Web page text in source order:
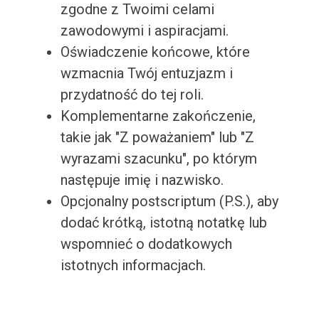
zgodne z Twoimi celami
zawodowymi i aspiracjami.
Oświadczenie końcowe, które
wzmacnia Twój entuzjazm i
przydatność do tej roli.
Komplementarne zakończenie,
takie jak "Z poważaniem" lub "Z
wyrazami szacunku", po którym
następuje imię i nazwisko.
Opcjonalny postscriptum (P.S.), aby
dodać krótką, istotną notatkę lub
wspomnieć o dodatkowych
istotnych informacjach.